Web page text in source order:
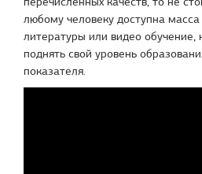
любому человеку доступна
литературы или видео обучение,
поднять свой уровень
показателя.